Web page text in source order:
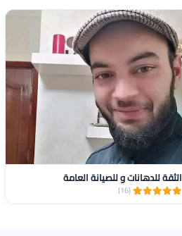
الثقة للدهانات و للصيانة العامة
(16)